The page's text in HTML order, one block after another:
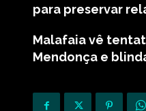
para preservar
Malafaia vê
Mendonça e